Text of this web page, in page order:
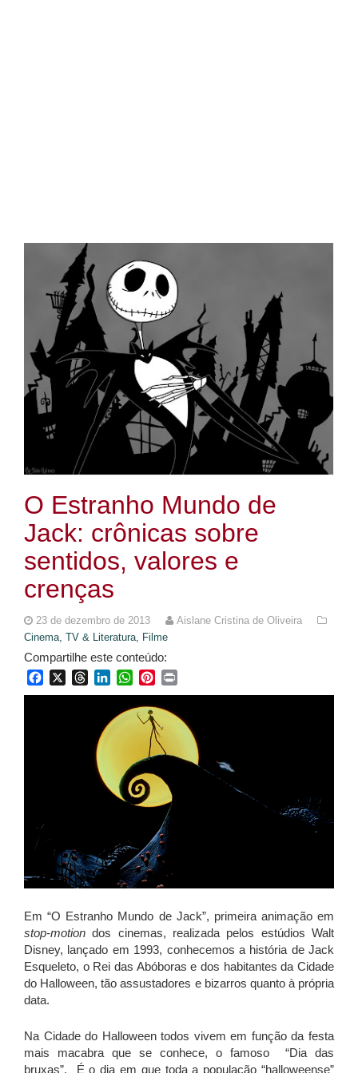
O Estranho Mundo de
Jack: crônicas sobre
sentidos, valores e
crenças
23 de dezembro de 2013
Aislane Cristina de Oliveira
Cinema, TV & Literatura,
Filme
Compartilhe este conteúdo:
FacebookThreadsLinkedInWhatsApp
Pinterest
Em “O Estranho Mundo de Jack”, primeira animação em
stop-motiondos cinemas, realizada pelos estúdios Walt
Disney, lançado em 1993, conhecemos a história de Jack
Esqueleto, o Rei das Abóboras e dos habitantes da Cidade
do Halloween, tão assustadores e bizarros quanto à própria
data.
Na Cidade do Halloween todos vivem em função da festa
mais macabra que se conhece, o famoso “Dia das
bruxas”. É o dia em que toda a população “halloweense”